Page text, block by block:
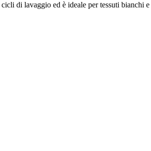
di lavaggio ed è ideale per tessuti bianchi